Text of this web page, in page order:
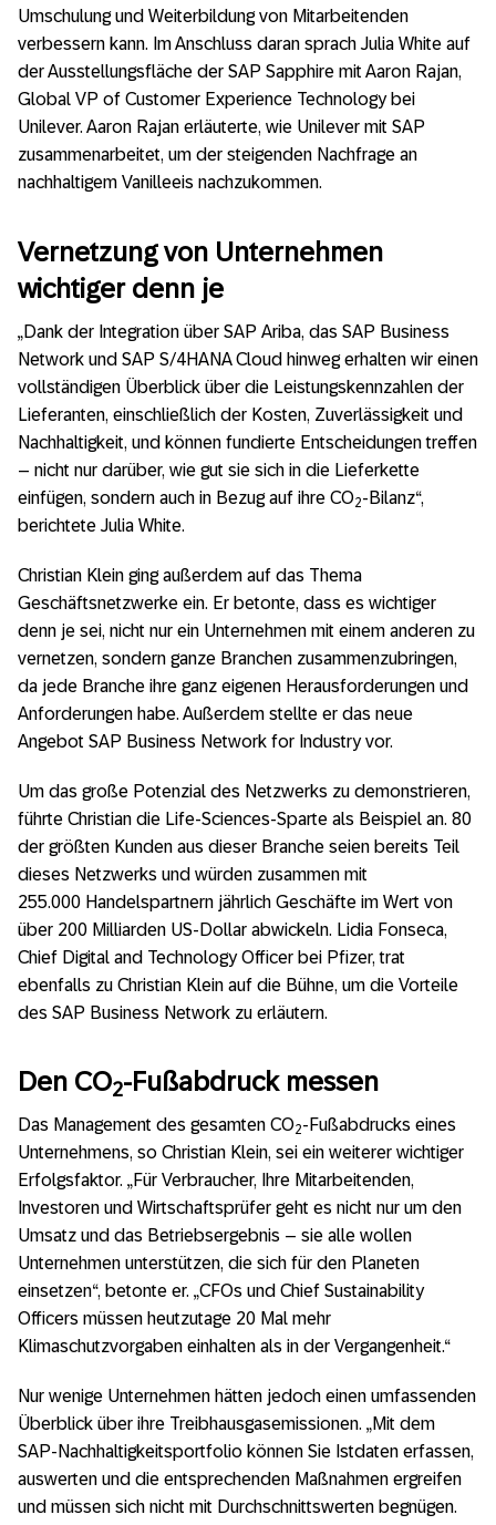
Umschulung und Weiterbildung von Mitarbeitenden
verbessern kann. Im Anschluss daran sprach Julia White auf
der Ausstellungsfläche der SAP Sapphire mit Aaron Rajan,
Global VP of Customer Experience Technology bei
Unilever. Aaron Rajan erläuterte, wie Unilever mit SAP
zusammenarbeitet, um der steigenden Nachfrage an
nachhaltigem Vanilleeis nachzukommen.
Vernetzung von Unternehmen
wichtiger denn je
„Dank der Integration über SAP Ariba, das SAP Business
Network und SAP S/4HANA Cloud hinweg erhalten wir einen
vollständigen Überblick über die Leistungskennzahlen der
Lieferanten, einschließlich der Kosten, Zuverlässigkeit und
Nachhaltigkeit, und können fundierte Entscheidungen treffen
– nicht nur darüber, wie gut sie sich in die Lieferkette
einfügen, sondern auch in Bezug auf ihre CO2-Bilanz“,
berichtete Julia White.
Christian Klein ging außerdem auf das Thema
Geschäftsnetzwerke ein. Er betonte, dass es wichtiger
denn je sei, nicht nur ein Unternehmen mit einem anderen zu
vernetzen, sondern ganze Branchen zusammenzubringen,
da jede Branche ihre ganz eigenen Herausforderungen und
Anforderungen habe. Außerdem stellte er das neue
Angebot SAP Business Network for Industry vor.
Um das große Potenzial des Netzwerks zu demonstrieren,
führte Christian die Life-Sciences-Sparte als Beispiel an. 80
der größten Kunden aus dieser Branche seien bereits Teil
dieses Netzwerks und würden zusammen mit
255.000 Handelspartnern jährlich Geschäfte im Wert von
über 200 Milliarden US-Dollar abwickeln. Lidia Fonseca,
Chief Digital and Technology Officer bei Pfizer, trat
ebenfalls zu Christian Klein auf die Bühne, um die Vorteile
des SAP Business Network zu erläutern.
Den CO2-Fußabdruck messen
Das Management des gesamten CO2-Fußabdrucks eines
Unternehmens, so Christian Klein, sei ein weiterer wichtiger
Erfolgsfaktor. „Für Verbraucher, Ihre Mitarbeitenden,
Investoren und Wirtschaftsprüfer geht es nicht nur um den
Umsatz und das Betriebsergebnis – sie alle wollen
Unternehmen unterstützen, die sich für den Planeten
einsetzen“, betonte er. „CFOs und Chief Sustainability
Officers müssen heutzutage 20 Mal mehr
Klimaschutzvorgaben einhalten als in der Vergangenheit.“
Nur wenige Unternehmen hätten jedoch einen umfassenden
Überblick über ihre Treibhausgasemissionen. „Mit dem
SAP-Nachhaltigkeitsportfolio können Sie Istdaten erfassen,
auswerten und die entsprechenden Maßnahmen ergreifen
und müssen sich nicht mit Durchschnittswerten begnügen.